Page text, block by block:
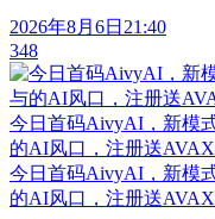
2026年8月6日21:40
348
今日首码AivyAI，新模
的AI风口，注册送
今日首码AivyAI，新模
的AI风口，注册送